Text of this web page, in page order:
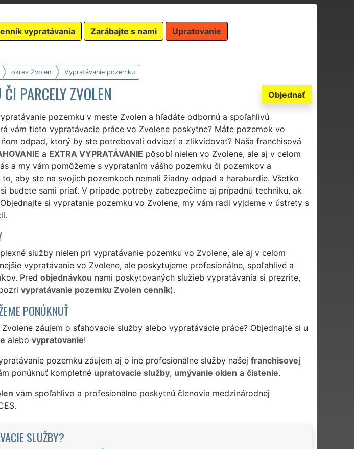
vypratávania Zarábajte s nami Upratovanie
okres Zvolen Vypratávanie pozemku
Objednať
PARCELY ZVOLEN
pozemku v meste Zvolen a hľadáte odbornú a spoľahlivú
vám tieto vypratávacie práce vo Zvolene poskytne? Máte pozemok vo
ňom odpad, ktorý by ste potrebovali odviezť a zlikvidovať? Naša franchisová
a EXTRA VYPRATÁVANIE pôsobí nielen vo Zvolene, ale aj v celom
a my vám pomôžeme s vyprataním vášho pozemku či pozemkov a
aby ste na svojich pozemkoch nemali žiadny odpad a haraburdie. Všetko
budete sami priať. V prípade potreby zabezpečíme aj prípadnú techniku, ak
si vypratanie pozemku vo Zvolene, my vám radi vyjdeme v ústrety s
služby nielen pri vypratávanie pozemku vo Zvolene, ale aj v celom
vypratávanie vo Zvolene, ale poskytujeme profesionálne, spoľahlivé a
Pred objednávkou nami poskytovaných služieb vypratávania si prezrite,
vypratávanie pozemku Zvolen cenník).
PONÚKNUŤ
záujem o sťahovacie služby alebo vypratávacie práce? Objednajte si u
alebo vypratovanie!
pozemku záujem aj o iné profesionálne služby našej franchisovej
ponúknuť kompletné upratovacie služby, umývanie okien a čistenie.
vám spoľahlivo a profesionálne poskytnú členovia medzinárodnej
SLUŽBY?